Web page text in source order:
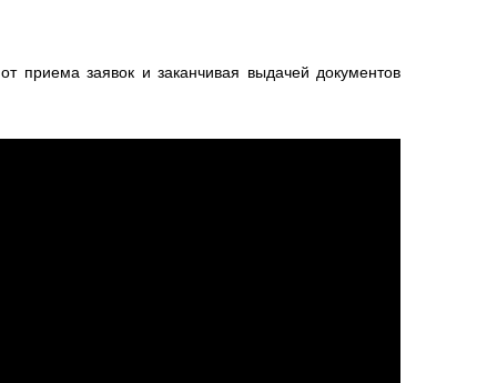
приема заявок и заканчивая выдачей документов